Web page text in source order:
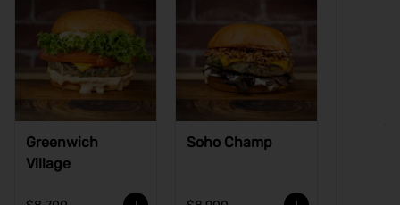
Greenwich
Village
Soho Champ